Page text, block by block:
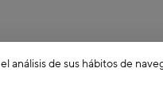
de sus hábitos de